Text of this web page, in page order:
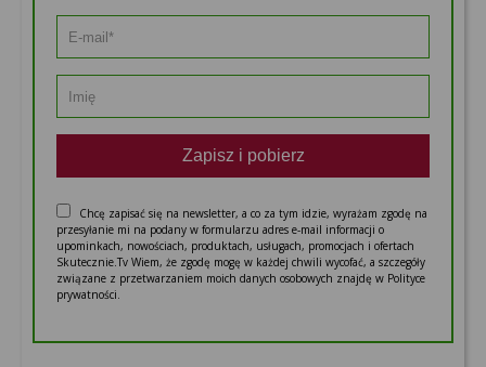
Zapisz i pobierz
Chcę zapisać się na newsletter, a co za tym idzie, wyrażam zgodę na
przesyłanie mi na podany w formularzu adres e-mail informacji o
upominkach, nowościach, produktach, usługach, promocjach i ofertach
Skutecznie.Tv Wiem, że zgodę mogę w każdej chwili wycofać, a szczegóły
związane z przetwarzaniem moich danych osobowych znajdę w Polityce
prywatności.